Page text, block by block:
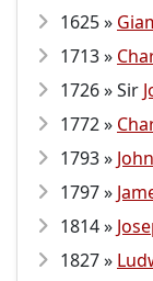
1625 »
1713 »
1726 » Sir
1772 »
1793 »
1797 »
1814 »
1827 »